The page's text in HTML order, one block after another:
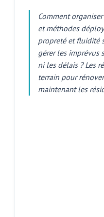
Comment
et méthodes
propreté et fluidité
gérer les imprévus
ni les délais ? Les
terrain pour
maintenant les